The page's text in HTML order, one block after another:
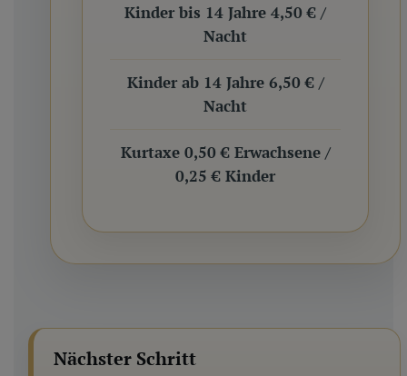
Kinder bis 14 Jahre 4,50 € /
Nacht
Kinder ab 14 Jahre 6,50 € /
Nacht
Kurtaxe 0,50 € Erwachsene /
0,25 € Kinder
Nächster Schritt